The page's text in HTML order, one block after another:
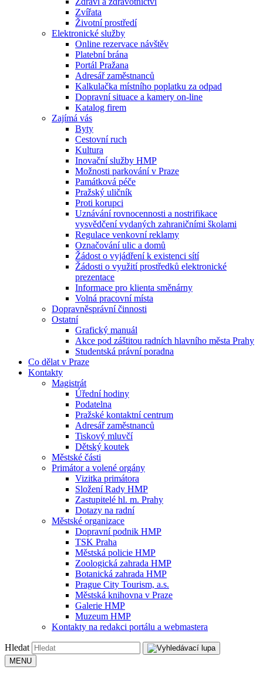
Zvířata
Životní prostředí
Elektronické služby
Online rezervace návštěv
Platební brána
Portál Pražana
Adresář zaměstnanců
Kalkulačka místního poplatku za odpad
Dopravní situace a kamery on-line
Katalog firem
Zajímá vás
Byty
Cestovní ruch
Kultura
Inovační služby HMP
Možnosti parkování v Praze
Památková péče
Pražský uličník
Proti korupci
Uznávání rovnocennosti a nostrifikace
vysvědčení vydaných zahraničními školami
Regulace venkovní reklamy
Označování ulic a domů
Žádost o vyjádření k existenci sítí
Žádosti o využití prostředků elektronické
prezentace
Informace pro klienta směnárny
Volná pracovní místa
Dopravněsprávní činnosti
Ostatní
Grafický manuál
Akce pod záštitou radních hlavního města Prahy
Studentská právní poradna
Co dělat v Praze
Kontakty
Magistrát
Úřední hodiny
Podatelna
Pražské kontaktní centrum
Adresář zaměstnanců
Tiskový mluvčí
Dětský koutek
Městské části
Primátor a volené orgány
Vizitka primátora
Složení Rady HMP
Zastupitelé hl. m. Prahy
Dotazy na radní
Městské organizace
Dopravní podnik HMP
TSK Praha
Městská policie HMP
Zoologická zahrada HMP
Botanická zahrada HMP
Prague City Tourism, a.s.
Městská knihovna v Praze
Galerie HMP
Muzeum HMP
Kontakty na redakci portálu a webmastera
Hledat
MENU